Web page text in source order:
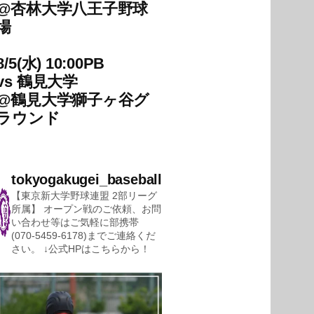
杏林大学八王子野球
5(水) 10:00PB
鶴見大学
鶴見大学獅子ヶ谷グ
ウンド
tokyogakugei_baseball
【東京新大学野球連盟 2部リーグ
所属】
オープン戦のご依頼、お問
い合わせ等はご気軽に部携帯
(070-5459-6178)までご連絡くだ
さい。
↓公式HPはこちらから！